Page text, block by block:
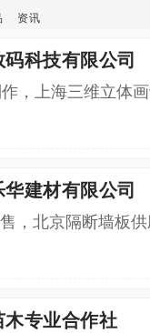
资讯
科技有限公司
作，上海三维立体
建材有限公司
，北京隔断墙板
专业合作社